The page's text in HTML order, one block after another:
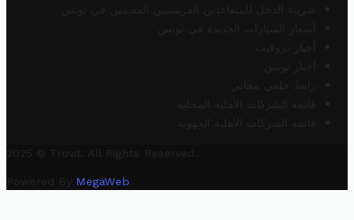
ضريبة الدخل للمتقاعدين الفرنسيين المقيمين في تونس
أسعار السيارات الجديدة في تونس
أخبار تروفيت
أخبار تونس
رابط خلفي مجاني
قائمة الشركات الأهلية المحلية
قائمة الشركات الأهلية الجهوية
2025 © Trovit. All Rights Reserved.
Powered By MegaWeb